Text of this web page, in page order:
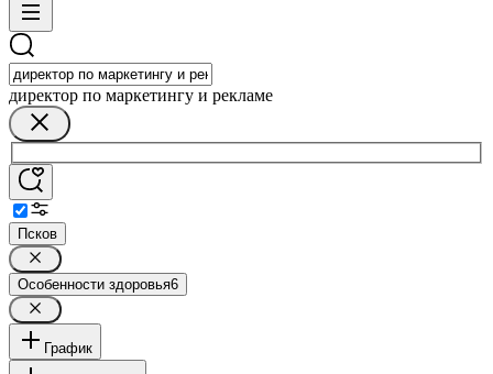
директор по маркетингу и рекламе
Псков
Особенности здоровья6
График